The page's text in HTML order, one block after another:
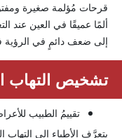
قرحات مُؤلمة صغيرة
ألمًا عميقًا في العين عند
إلى ضعف دائمٍ في الرؤية
تشخيص التهاب
تقييمُ الطبيب
يتعرَّف الأطباء إلى